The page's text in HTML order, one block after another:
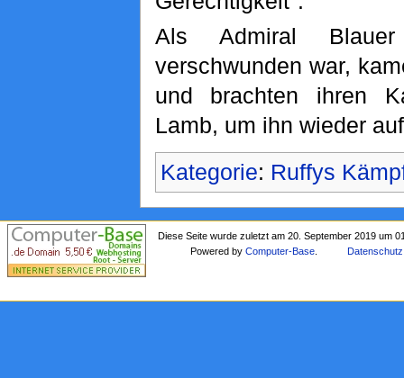
Als Admiral
verschwunden war,
und brachten ihren
Lamb, um ihn wieder
Kategorie: Ruffys
Diese Seite wurde zuletzt am 20. September 2019 um
Powered byComputer-Base Datenschutz